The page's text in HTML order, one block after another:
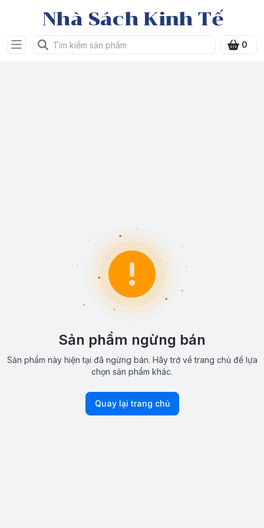
Nhà Sách Kinh Tế
0
Sản phẩm ngừng bán
Sản phẩm này hiện tại đã ngừng bán. Hãy trở về trang chủ để lựa
chọn sản phẩm khác.
Quay lại trang chủ